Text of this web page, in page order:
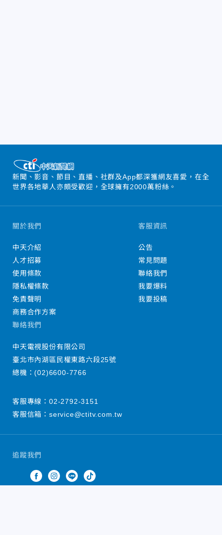
新聞、影音、節目、直播、社群及App都深獲網友喜愛，在全
世界各地華人亦頗受歡迎，全球擁有2000萬粉絲。
追蹤我們
關於我們
中天介紹
人才招募
使用條款
隱私權條款
免責聲明
商務合作方案
客服資訊
公告
常見問題
聯絡我們
我要爆料
我要投稿
聯絡我們
中天電視股份有限公司
臺北市內湖區民權東路六段25號
總機：(02)6600-7766
客服專線： 02-2792-3151
客服信箱： service@ctitv.com.tw